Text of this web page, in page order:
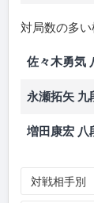
対局数の多
佐々木勇気
永瀬拓矢 九
増田康宏 八
対戦相手別